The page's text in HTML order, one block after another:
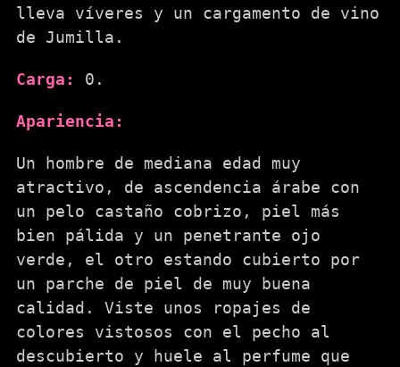
lleva víveres y un cargamento de vino
de Jumilla.
Carga: 0.
Apariencia:
Un hombre de mediana edad muy
atractivo, de ascendencia árabe con
un pelo castaño cobrizo, piel más
bien pálida y un penetrante ojo
verde, el otro estando cubierto por
un parche de piel de muy buena
calidad. Viste unos ropajes de
colores vistosos con el pecho al
descubierto y huele al perfume que